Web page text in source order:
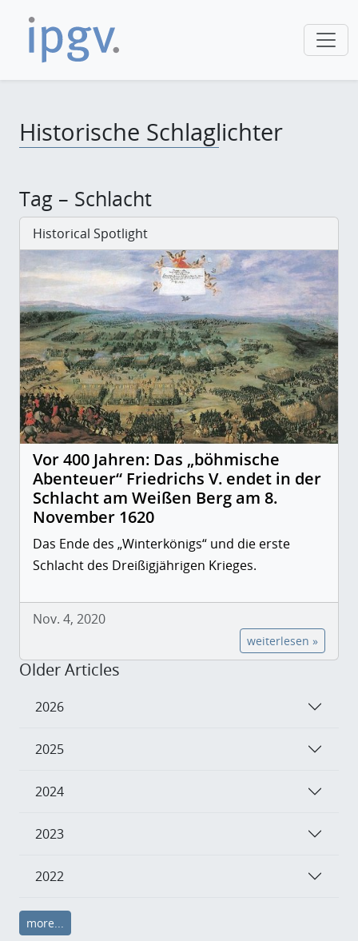
Historische Schlaglichter
Tag – Schlacht
Historical Spotlight
Vor 400 Jahren: Das „böhmische
Abenteuer“ Friedrichs V. endet in der
Schlacht am Weißen Berg am 8.
November 1620
Das Ende des „Winterkönigs“ und die erste
Schlacht des Dreißigjährigen Krieges.
Nov. 4, 2020
weiterlesen »
Older Articles
2026
2025
2024
2023
2022
more...